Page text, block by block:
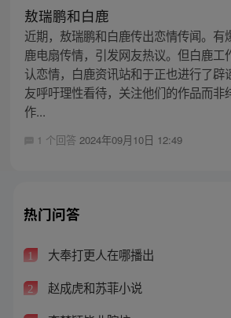
敖瑞鹏和白鹿
近期，敖瑞鹏和白鹿传出恋情传闻。有
鹿电扇传情，引发网友热议。但白鹿工
认恋情，白鹿资讯站和于正也进行了辟
友呼吁理性看待，关注他们的作品而非
作...
1 个回答 2024年09月10日 12:49
热门问答
1 大奉打更人在哪播出
2 赵成虎和苏菲小说